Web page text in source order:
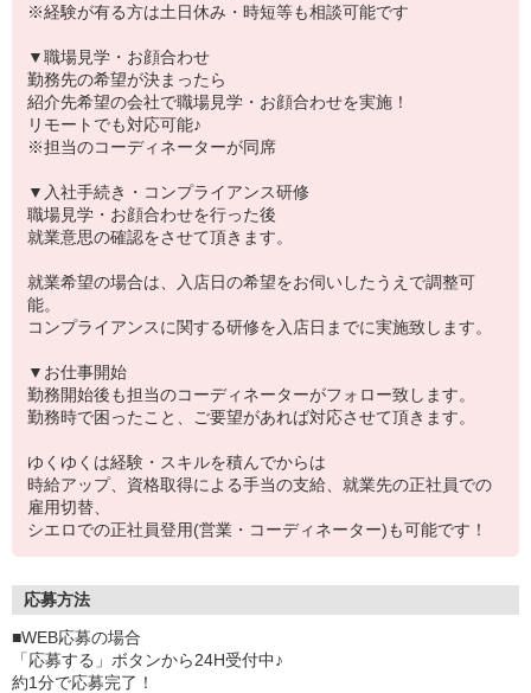
※経験が有る方は土日休み・時短等も相談可能です
▼職場見学・お顔合わせ
勤務先の希望が決まったら
紹介先希望の会社で職場見学・お顔合わせを実施！
リモートでも対応可能♪
※担当のコーディネーターが同席
▼入社手続き・コンプライアンス研修
職場見学・お顔合わせを行った後
就業意思の確認をさせて頂きます。
就業希望の場合は、入店日の希望をお伺いしたうえで調整可
能。
コンプライアンスに関する研修を入店日までに実施致します。
▼お仕事開始
勤務開始後も担当のコーディネーターがフォロー致します。
勤務時で困ったこと、ご要望があれば対応させて頂きます。
ゆくゆくは経験・スキルを積んでからは
時給アップ、資格取得による手当の支給、就業先の正社員での
雇用切替、
シエロでの正社員登用(営業・コーディネーター)も可能です！
応募方法
■WEB応募の場合
「応募する」ボタンから24H受付中♪
約1分で応募完了！